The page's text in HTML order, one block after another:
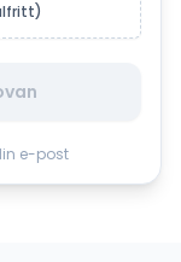
e-post